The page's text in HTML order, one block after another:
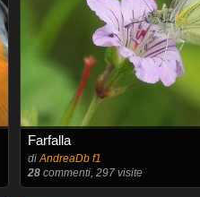
Farfalla
diAndreaDb f1
28 commenti, 297 visite